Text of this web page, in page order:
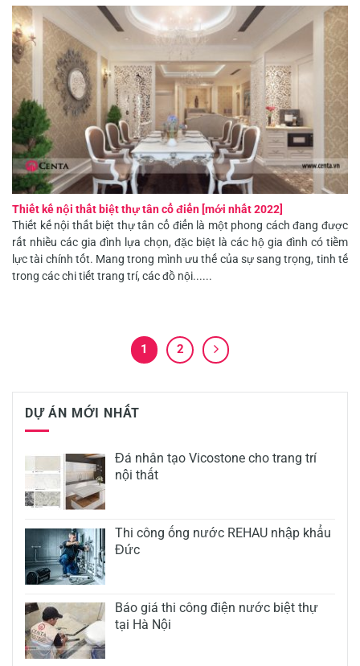
Thiết kế nội thất biệt thự tân cổ điển [mới nhất 2022]
Thiết kế nội thất biệt thự tân cổ điển là một phong cách đang được
rất nhiều các gia đình lựa chọn, đặc biệt là các hộ gia đình có tiềm
lực tài chính tốt. Mang trong mình ưu thế của sự sang trọng, tinh tế
trong các chi tiết trang trí, các đồ nội......
1 2
DỰ ÁN MỚI NHẤT
Đá nhân tạo Vicostone cho trang trí
nội thất
Thi công ống nước REHAU nhập khẩu
Đức
Báo giá thi công điện nước biệt thự
tại Hà Nội